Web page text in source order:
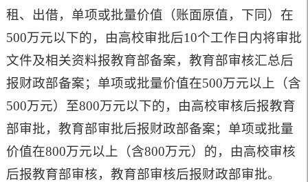
租、出借，单项或批量价值（账面原值，下同）在
500万元以下的，由高校审批后10个工作日内将审批
文件及相关资料报教育部备案，教育部审核汇总后
报财政部备案；单项或批量价值在500万元以上（含
500万元）至800万元以下的，由高校审核后报教育
部审批，教育部审批后报财政部备案；单项或批量
价值在800万元以上（含800万元）的，由高校审核
后报教育部审核，教育部审核后报财政部审批。